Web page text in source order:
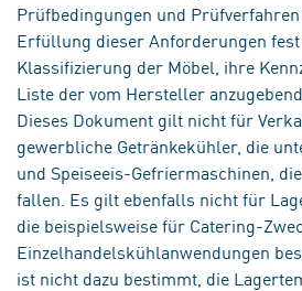
Prüfbedingungen und
Erfüllung dieser Anforderungen
Klassifizierung der Möbel, ihre
Liste der vom Hersteller
Dieses Dokument gilt nicht für
gewerbliche Getränkekühler, die
und Speiseeis-Gefriermaschinen,
fallen. Es gilt ebenfalls nicht für
die beispielsweise für Catering-
Einzelhandelskühlanwendungen
ist nicht dazu bestimmt, die